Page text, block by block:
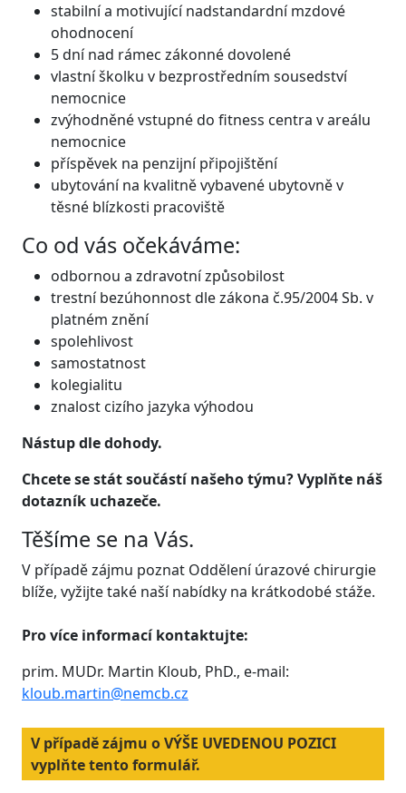
stabilní a motivující nadstandardní mzdové
ohodnocení
5 dní nad rámec zákonné dovolené
vlastní školku v bezprostředním sousedství
nemocnice
zvýhodněné vstupné do fitness centra v areálu
nemocnice
příspěvek na penzijní připojištění
ubytování na kvalitně vybavené ubytovně v
těsné blízkosti pracoviště
Co od vás očekáváme:
odbornou a zdravotní způsobilost
trestní bezúhonnost dle zákona č.95/2004 Sb. v
platném znění
spolehlivost
samostatnost
kolegialitu
znalost cizího jazyka výhodou
Nástup dle dohody.
Chcete se stát součástí našeho týmu? Vyplňte náš
dotazník uchazeče.
Těšíme se na Vás.
V případě zájmu poznat Oddělení úrazové chirurgie
blíže, vyžijte také naší nabídky na krátkodobé stáže.
Pro více informací kontaktujte:
prim. MUDr. Martin Kloub, PhD., e-mail:
kloub.martin@nemcb.cz
V případě zájmu o VÝŠE UVEDENOU POZICI
vyplňte tento formulář.